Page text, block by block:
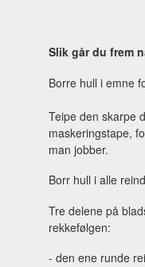
Slik går du frem
Borre hull i emne
Teipe den skarpe
maskeringstape,
man jobber.
Borr hull i alle
Tre delene på
rekkefølgen:
- den ene runde